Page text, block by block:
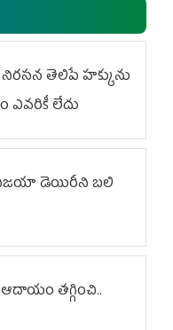
తెలిపే హక్కును
ఎవరికీ లేదు
డెయిరీని బలి
ఆదాయం తగ్గించి..